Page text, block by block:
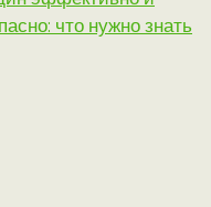
что нужно знать